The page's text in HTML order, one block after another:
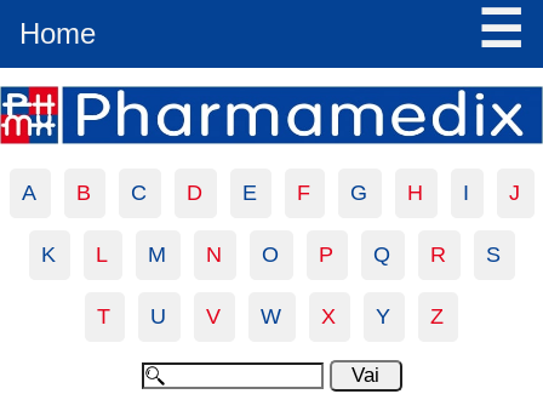
Home ☰
A B C D E F G H I J
K L M N O P Q R S
T U V W X Y Z